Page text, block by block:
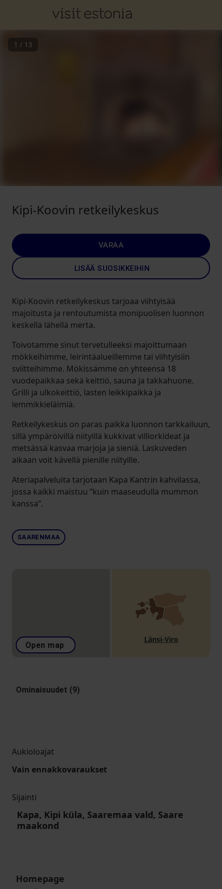
1 / 13
Kipi-Koovin retkeilykeskus
VARAA
LISÄÄ SUOSIKKEIHIN
Kipi-Koovin retkeilykeskus tarjoaa viihtyisää
majoitusta ja rentoutumista monipuolisen luonnon
keskellä lähellä merta.
Toivotamme sinut tervetulleeksi majoittumaan
mökkeihimme, leirintäalueillemme tai viihtyisiin
sviitteihimme. Mökissämme on yhteensä 18
vuodepaikkaa sekä keittiö, sauna ja takkahuone.
Grilli ja ulkokeittiö, lasten leikkipaikka ja
lemmikkieläimiä.
Retkeilykeskus on paras paikka luonnon tarkkailuun,
sillä ympäröivillä niityillä kukkivat villiorkideat ja
metsässä kasvaa marjoja ja sieniä. Laskuveden
aikaan voit kävellä pienille niityille.
Ateriapalveluita tarjotaan Kapa Kantrin kahvilassa,
jossa kaikki maistuu ”kuin maaseudulla mummon
kanssa”.
SAARENMAA
Open map
Länsi-Viro
Ominaisuudet (9)
Aukioloajat
Vain ennakkovaraukset
Sijainti
Kapa, Kipi küla, Saaremaa vald, Saare
maakond
Homepage